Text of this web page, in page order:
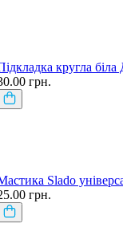
кругла
грн.
Slado
грн.